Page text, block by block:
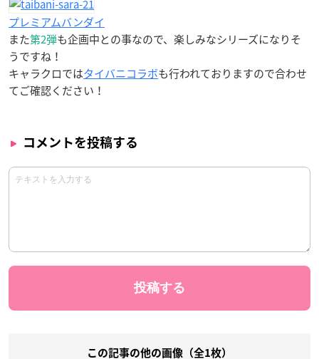
プレミアムバンダイ
また第2弾も企画中との事なので、楽しみなシリーズになりそ
うですね！
キャラクロではタイバニコラボも行われておりますので合わせ
てご確認ください！
コメントを投稿する
この記事の他の画像（全1枚）